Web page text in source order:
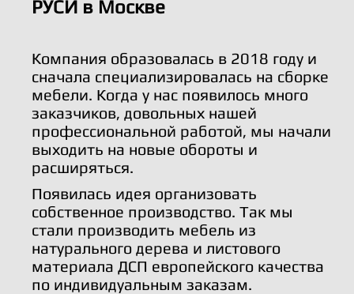
РУСИ в Москве
Компания образовалась в 2018 году и
сначала специализировалась на сборке
мебели. Когда у нас появилось много
заказчиков, довольных нашей
профессиональной работой, мы начали
выходить на новые обороты и
расширяться.
Появилась идея организовать
собственное производство. Так мы
стали производить мебель из
натурального дерева и листового
материала ДСП европейского качества
по индивидуальным заказам.